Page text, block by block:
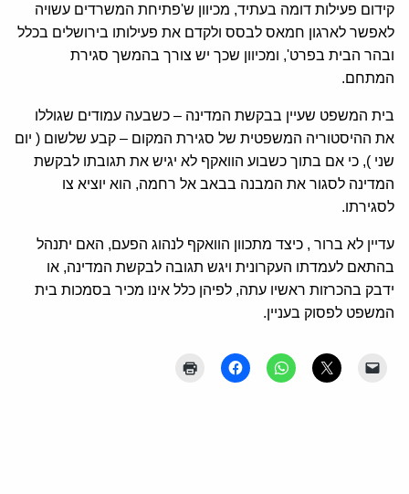
קידום פעילות דומה בעתיד, מכיוון ש'פתיחת המשרדים עשויה
לאפשר לארגון חמאס לבסס ולקדם את פעילותו בירושלים בכלל
ובהר הבית בפרט', ומכיוון שכך יש צורך בהמשך סגירת
המתחם.
בית המשפט שעיין בבקשת המדינה – כשבעה עמודים שגוללו
את ההיסטוריה המשפטית של סגירת המקום – קבע שלשום ( יום
שני ), כי אם בתוך כשבוע הוואקף לא יגיש את תגובתו לבקשת
המדינה לסגור את המבנה בבאב אל רחמה, הוא יוציא צו
לסגירתו.
עדיין לא ברור , כיצד מתכוון הוואקף לנהוג הפעם, האם יתנהל
בהתאם לעמדתו העקרונית ויגש תגובה לבקשת המדינה, או
ידבק בהכרזות ראשיו עתה, לפיהן כלל אינו מכיר בסמכות בית
המשפט לפסוק בעניין.